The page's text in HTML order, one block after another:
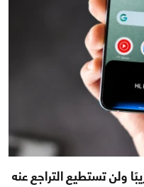
ولن تستطيع التراجع عنه